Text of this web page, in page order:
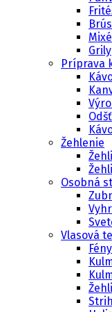
Grily
Príprava
Žehlenie
Osobná
Vlasová
Fény